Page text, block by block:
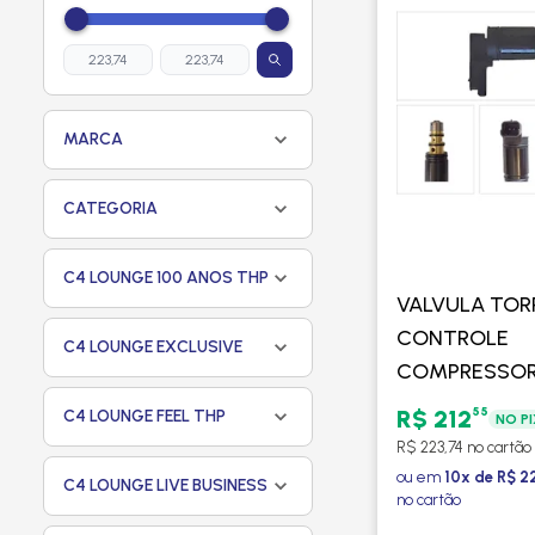
MARCA
CATEGORIA
C4 LOUNGE 100 ANOS THP
C4 LOUNGE EXCLUSIVE
C4 LOUNGE FEEL THP
C4 LOUNGE LIVE BUSINESS
VALVULA
CONTROLE
C4 LOUNGE /
308 9,7CM -
PROCOOLER
R$ 21255 NO
R$ 223,74 no cartão
ou em 10x de R$
no cartão